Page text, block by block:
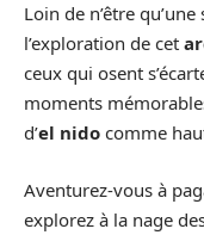
Loin de n’être
l’exploration de cet
ceux qui osent
moments
d’el nido comme
Aventurez-vous à
explorez à la nage